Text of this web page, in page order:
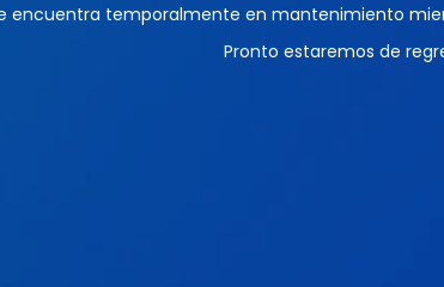
encuentra temporalmente en mantenimiento
Pronto estaremos de